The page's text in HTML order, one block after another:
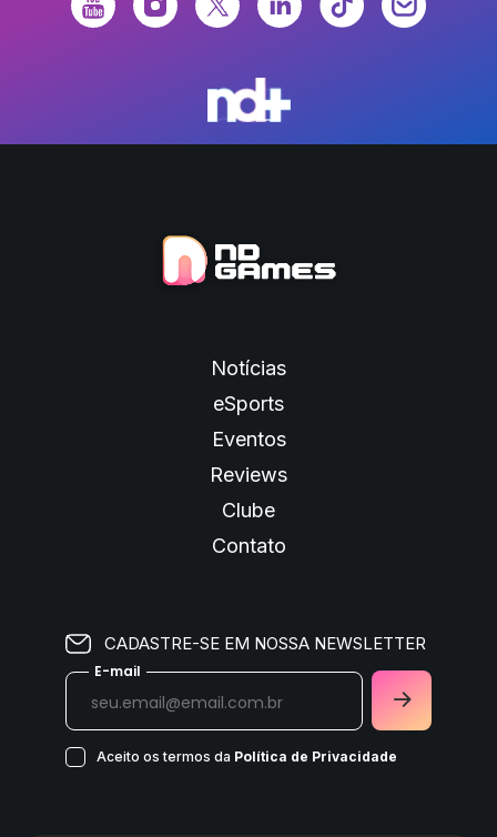
Notícias
eSports
Eventos
Reviews
Clube
Contato
CADASTRE-SE EM NOSSA NEWSLETTER
E-mail
Aceito os termos da Política de Privacidade